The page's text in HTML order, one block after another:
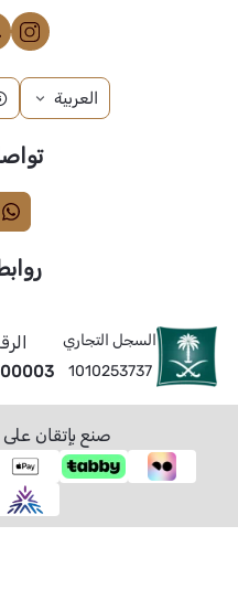
العربية
السجل التجاري
1010253737
صنع بإتقان على | 2026